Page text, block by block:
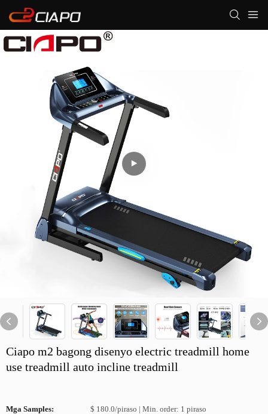
Ciapo m2 bagong disenyo electric treadmill home
use treadmill auto incline treadmill
Mga Samples: $ 180.0/piraso | Min. order: 1 piraso